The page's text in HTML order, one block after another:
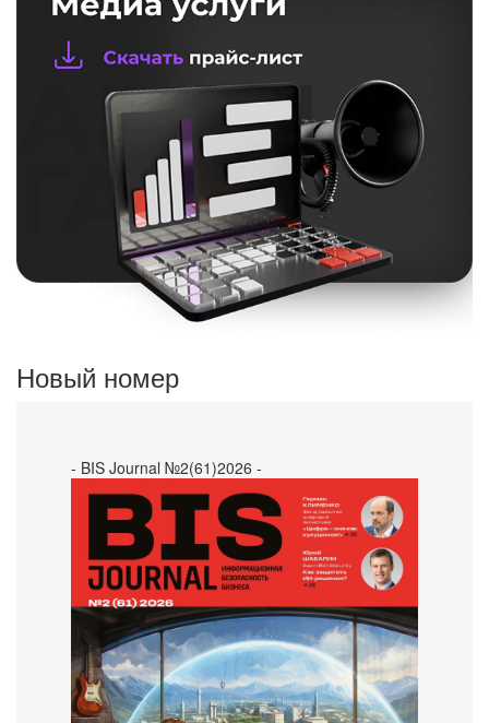
Новый номер
- BIS Journal №2(61)2026 -